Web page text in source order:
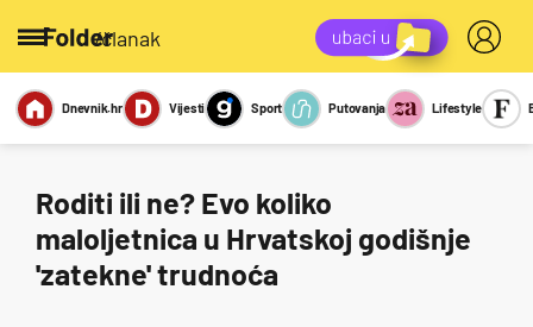
/članak
Miks Kviz
Report
Dnevnik.hr Vijesti Sport Putovanja Lifestyle
Roditi ili ne? Evo koliko
maloljetnica u Hrvatskoj godišnje
'zatekne' trudnoća